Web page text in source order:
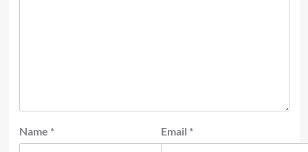
Name * Email *